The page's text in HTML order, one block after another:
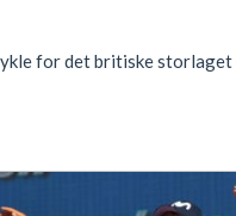
for det britiske